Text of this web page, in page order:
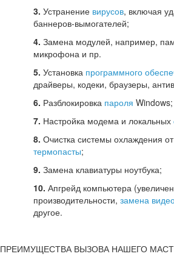
3. Устранение вирусов, включая
баннеров-вымогателей;
4. Замена модулей, например,
микрофона и пр.
5. Установка программного
драйверы, кодеки, браузеры,
6. Разблокировка пароля Windows;
7. Настройка модема и локальных
8. Очистка системы охлаждения
термопасты;
9. Замена клавиатуры ноутбука;
10. Апгрейд компьютера
производительности, замена
другое.
ПРЕИМУЩЕСТВА ВЫЗОВА НАШЕГО